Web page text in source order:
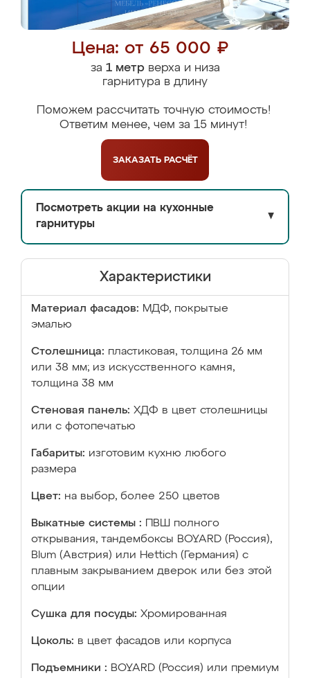
Цена: от 65 000 ₽
за 1 метрверха и низа
гарнитура в длину
Поможем рассчитать точную стоимость!
Ответим менее, чем за 15 минут!
ЗАКАЗАТЬ РАСЧЁТ
Посмотреть акции на кухонные
гарнитуры
▼
Характеристики
Материал фасадов: МДФ, покрытые
эмалью
Столешница: пластиковая, толщина 26 мм
или 38 мм; из искусственного камня,
толщина 38 мм
Стеновая панель: ХДФ в цвет столешницы
или с фотопечатью
Габариты: изготовим кухню любого
размера
Цвет: на выбор, более 250 цветов
Выкатные системы :
ПВШ полного
открывания, тандембоксы BOYARD (Россия),
Blum (Австрия) или Hettich (Германия) с
плавным закрыванием дверок или без этой
опции
Сушка для посуды: Хромированная
Цоколь: в цвет фасадов или корпуса
Подъемники : BOYARD (Россия) или премиум